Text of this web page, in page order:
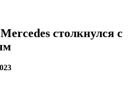
столкнулся с